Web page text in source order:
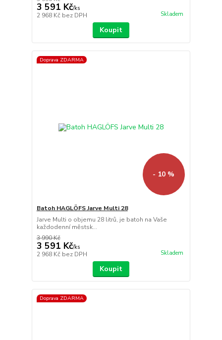
3 591 Kč/ks
2 968 Kč bez DPH Skladem
Koupit
Doprava ZDARMA
- 10 %
Batoh HAGLÖFS Jarve Multi 28
Jarve Multi o objemu 28 litrů, je batoh na Vaše
každodenní městsk...
3 990 Kč
3 591 Kč/ks
2 968 Kč bez DPH Skladem
Koupit
Doprava ZDARMA